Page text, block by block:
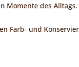
Momente des Alltags.
Farb- und